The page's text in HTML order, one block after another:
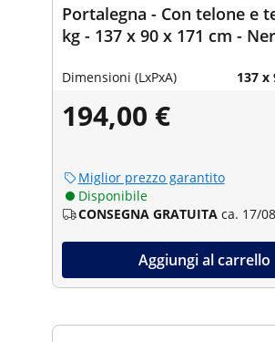
Portalegna - Con telone e
kg - 137 x 90 x 171 cm -
Dimensioni (LxPxA) 137 x
194,00 €
Miglior prezzo garantito
Disponibile
CONSEGNA GRATUITA ca. 17/08
Aggiungi al carrello